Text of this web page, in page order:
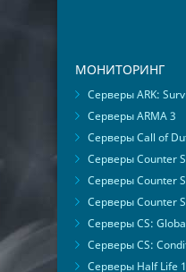
МОНИТОРИНГ
Серверы ARK:
Серверы ARMA 3
Серверы Call of
Серверы Counter
Серверы Counter
Серверы Counter
Серверы CS:
Серверы CS:
Серверы Half Life 1